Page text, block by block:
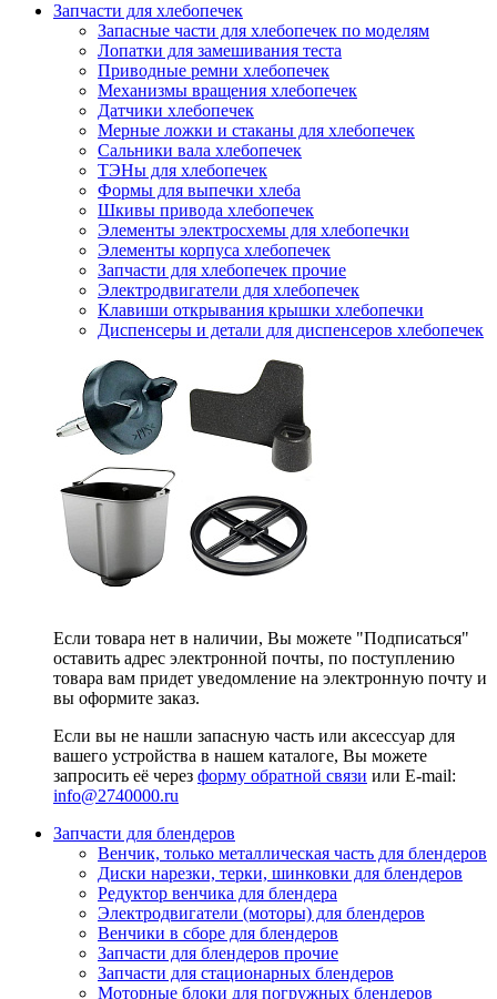
Запчасти для хлебопечек
Запасные части для хлебопечек по моделям
Лопатки для замешивания теста
Приводные ремни хлебопечек
Механизмы вращения хлебопечек
Датчики хлебопечек
Мерные ложки и стаканы для хлебопечек
Сальники вала хлебопечек
ТЭНы для хлебопечек
Формы для выпечки хлеба
Шкивы привода хлебопечек
Элементы электросхемы для хлебопечки
Элементы корпуса хлебопечек
Запчасти для хлебопечек прочие
Электродвигатели для хлебопечек
Клавиши открывания крышки хлебопечки
Диспенсеры и детали для диспенсеров хлебопечек
Если товара нет в наличии, Вы можете "Подписаться"
оставить адрес электронной почты, по поступлению
товара вам придет уведомление на электронную почту и
вы оформите заказ.
Если вы не нашли запасную часть или аксессуар для
вашего устройства в нашем каталоге, Вы можете
запросить её через форму обратной связи или E-mail:
info@2740000.ru
Запчасти для блендеров
Венчик, только металлическая часть для блендеров
Диски нарезки, терки, шинковки для блендеров
Редуктор венчика для блендера
Электродвигатели (моторы) для блендеров
Венчики в сборе для блендеров
Запчасти для блендеров прочие
Запчасти для стационарных блендеров
Моторные блоки для погружных блендеров